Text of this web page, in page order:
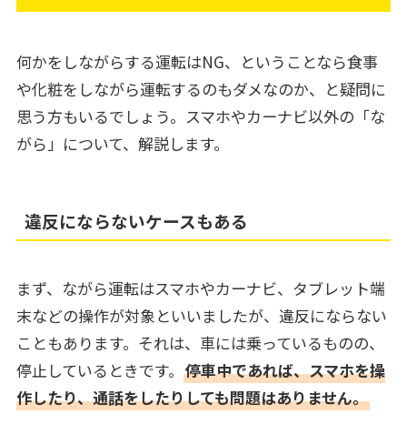
何かをしながらする運転はNG、ということなら食事
や化粧をしながら運転するのもダメなのか、と疑問に
思う方もいるでしょう。スマホやカーナビ以外の「な
がら」について、解説します。
違反にならないケースもある
まず、ながら運転はスマホやカーナビ、タブレット端
末などの操作が対象といいましたが、違反にならない
こともあります。それは、車には乗っているものの、
停止しているときです。 停車中であれば、スマホを操
作したり、通話をしたりしても問題はありません。